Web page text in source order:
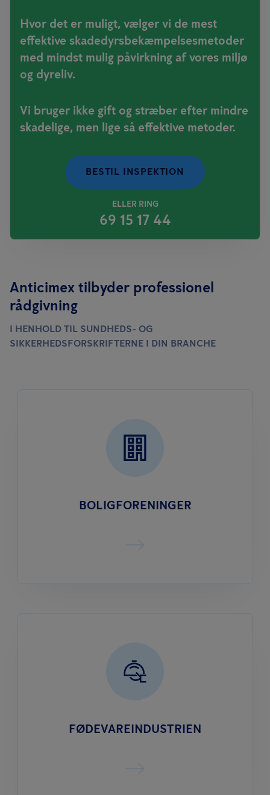
Hvor det er muligt, vælger vi de mest
effektive skadedyrsbekæmpelsesmetoder
med mindst mulig påvirkning af vores miljø
og dyreliv.
Vi bruger ikke gift og stræber efter mindre
skadelige, men lige så effektive metoder.
BESTIL INSPEKTION
ELLER RING
69 15 17 44
Anticimex tilbyder professionel
rådgivning
I HENHOLD TIL SUNDHEDS- OG
SIKKERHEDSFORSKRIFTERNE I DIN BRANCHE
BOLIG­FORENINGER
FØDEVARE­INDUSTRIEN